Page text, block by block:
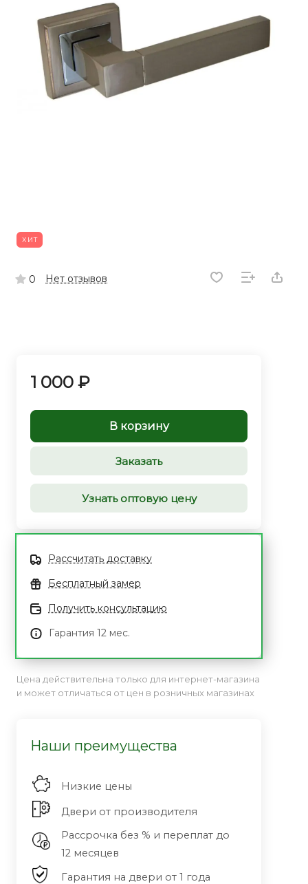
ХИТ
0 Нет отзывов
1 000 ₽
В корзину
Заказать
Узнать оптовую цену
Рассчитать доставку
Бесплатный замер
Получить консультацию
Гарантия 12 мес.
Цена действительна только для интернет-магазина
и может отличаться от цен в розничных магазинах
Наши преимущества
Низкие цены
Двери от производителя
Рассрочка без % и переплат до
12 месяцев
Гарантия на двери от 1 года